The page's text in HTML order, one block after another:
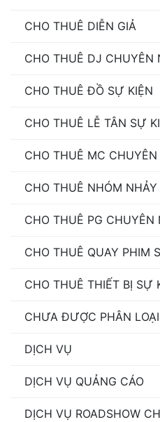
CHO THUÊ DIỄN GIẢ
CHO THUÊ DJ CHUYÊN
CHO THUÊ ĐỒ SỰ KIỆN
CHO THUÊ LỄ TÂN SỰ
CHO THUÊ MC CHUYÊN
CHO THUÊ NHÓM
CHO THUÊ PG CHUYÊN
CHO THUÊ QUAY PHIM
CHO THUÊ THIẾT BỊ SỰ
CHƯA ĐƯỢC PHÂN LOẠI
DỊCH VỤ
DỊCH VỤ QUẢNG CÁO
DỊCH VỤ ROADSHOW